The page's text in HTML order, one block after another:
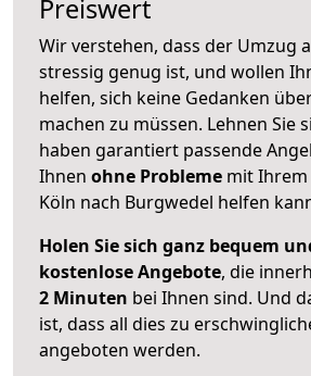
Preiswert
Wir verstehen, dass der Umzug
stressig genug ist, und wollen
helfen, sich keine Gedanken
machen zu müssen. Lehnen Sie
haben garantiert passende
Ihnen ohne Probleme mit
Köln nach Burgwedel helfen
Holen Sie sich ganz bequem
kostenlose Angebote, die
2 Minuten bei Ihnen sind. Und
ist, dass all dies zu
angeboten werden.